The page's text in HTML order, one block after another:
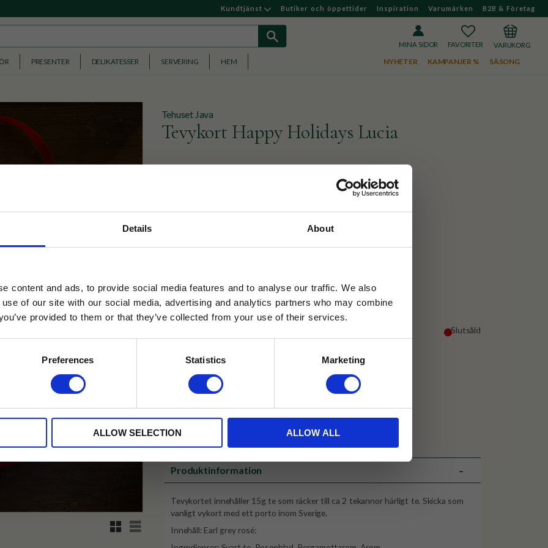
Details About
content and ads, to provide social media features and to analyse our traffic. We also
of our site with our social media, advertising and analytics partners who may combine
provided to them or that they’ve collected from your use of their services.
Preferences Statistics Marketing
ALLOW SELECTION ALLOW ALL
Kundtjänst Butiker och öppettider Inspiration Varumärken B2B & Företag
MINA SIDOR
FAVORITERKUNDVAGN
PRESENTER DELIKATESSER SERVERING HEM NYHETER KAMPANJER % SÄSONG
Tehuset Java
Tevykort Happy Holidays Lucia
RutnätsvyListvy
Köp 3 för 129kr (ord. pris 147kr)
✓ Gratis teprov i varje beställning
Slutsåld
Visa alla produkter från Tehuset Java
Produktinformation
Tevykortet innehåller 15g te som räcker till ca 2 tekannor härligt te. Skicka som
vanligt vykort med ett porto inom Sverige.
Innehåll: Earl grey rosé:
Läs mer
Rabatten fungerar endast
med andra erbjudanden.